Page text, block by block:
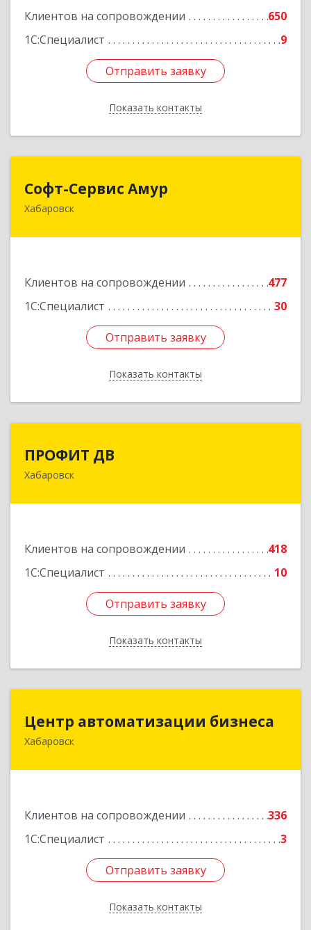
Клиентов на сопровождении
650
1С:Специалист
9
Отправить заявку
Показать контакты
Отправить заявку
Назад
Софт-Сервис Амур
Хабаровск
Клиентов на сопровождении
477
1С:Специалист
30
Отправить заявку
Показать контакты
680000, Хабаровский край, Хабаровск г,
Отправить заявку
Назад
ПРОФИТ ДВ
Хабаровск
Клиентов на сопровождении
418
1С:Специалист
10
Отправить заявку
Показать контакты
680000, Хабаровский край, Хабаровск г,
Отправить заявку
Назад
Центр автоматизации бизнеса
Хабаровск
Клиентов на сопровождении
336
1С:Специалист
3
Отправить заявку
Показать контакты
Центр автоматизации бизнеса
680030, Хабаровский край, Хабаровск г, Ленина
Отправить заявку
Назад